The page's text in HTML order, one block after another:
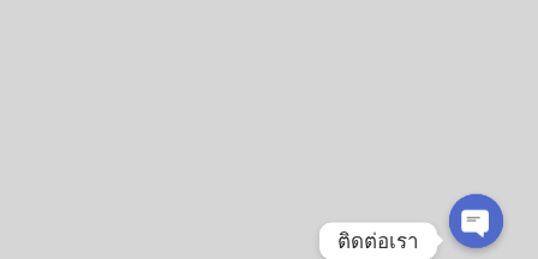
ติดต่อเรา